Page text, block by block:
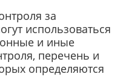
за
использоваться
и иные
перечень и
определяются